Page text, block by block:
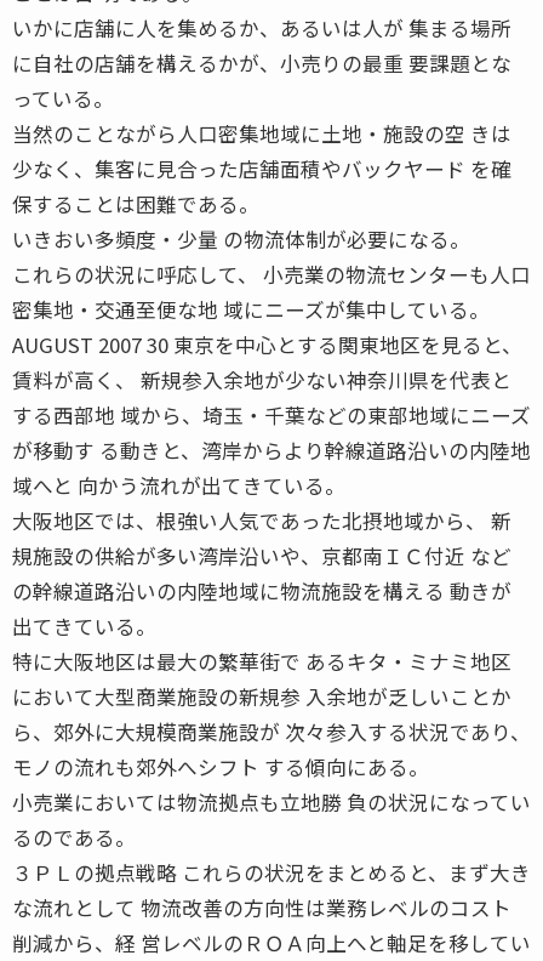
いかに店舗に人を集めるか、あるいは人が 集まる場所
に自社の店舗を構えるかが、小売りの最重 要課題とな
っている。
当然のことながら人口密集地域に土地・施設の空 きは
少なく、集客に見合った店舗面積やバックヤード を確
保することは困難である。
いきおい多頻度・少量 の物流体制が必要になる。
これらの状況に呼応して、 小売業の物流センターも人口
密集地・交通至便な地 域にニーズが集中している。
AUGUST 2007 30 東京を中心とする関東地区を見ると、
賃料が高く、 新規参入余地が少ない神奈川県を代表と
する西部地 域から、埼玉・千葉などの東部地域にニーズ
が移動す る動きと、湾岸からより幹線道路沿いの内陸地
域へと 向かう流れが出てきている。
大阪地区では、根強い人気であった北摂地域から、 新
規施設の供給が多い湾岸沿いや、京都南ＩＣ付近 など
の幹線道路沿いの内陸地域に物流施設を構える 動きが
出てきている。
特に大阪地区は最大の繁華街で あるキタ・ミナミ地区
において大型商業施設の新規参 入余地が乏しいことか
ら、郊外に大規模商業施設が 次々参入する状況であり、
モノの流れも郊外へシフト する傾向にある。
小売業においては物流拠点も立地勝 負の状況になってい
るのである。
３ＰＬの拠点戦略 これらの状況をまとめると、まず大き
な流れとして 物流改善の方向性は業務レベルのコスト
削減から、経 営レベルのＲＯＡ向上へと軸足を移してい